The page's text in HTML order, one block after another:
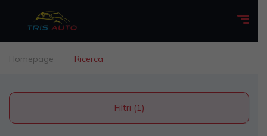
Homepage Ricerca
Filtri (1)